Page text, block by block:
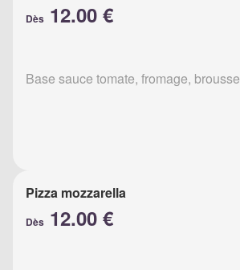
Dès 12.00 €
Base sauce tomate, fromage, brousse
Pizza mozzarella
Dès 12.00 €